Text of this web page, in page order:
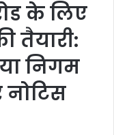
के लिए
तैयारी:
निगम